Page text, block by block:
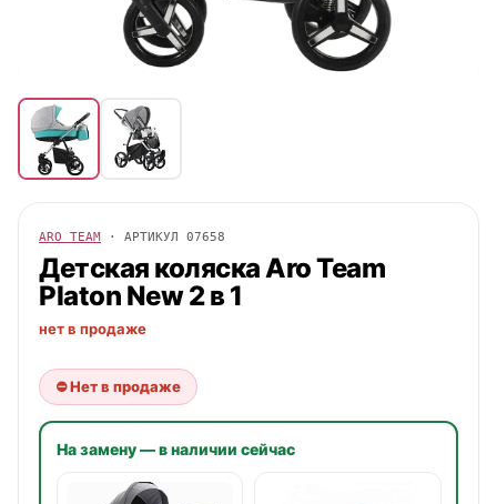
ARO TEAM · АРТИКУЛ 07658
Детская коляскаAro Team
Platon New 2 в 1
нет в продаже
⛔ Нет в продаже
На замену — в наличии сейчас